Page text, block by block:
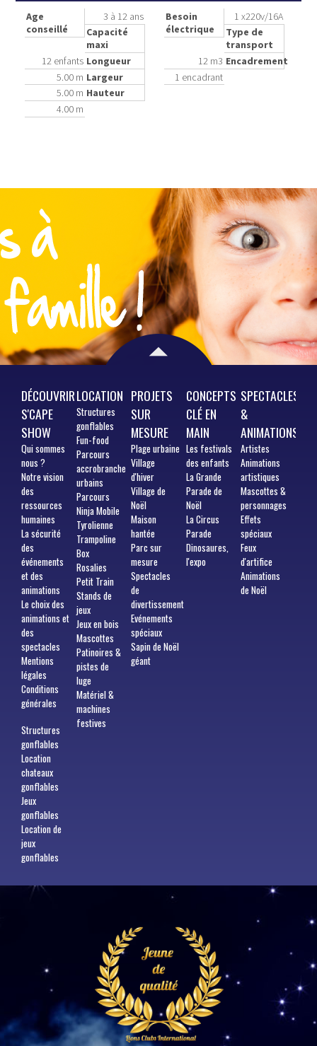
Age
conseillé
3 à 12 ans
Capacité
maxi
12 enfants Longueur
5.00 m Largeur
5.00 m Hauteur
4.00 m
Besoin
électrique
1 x220v/16A
Type de
transport
12 m3 Encadrement
1 encadrant
DÉCOUVRIR
S'CAPE
SHOW
Quisommes
nous ?
Notre vision
des
ressources
humaines
La sécurité
des
événements
et des
animations
Le choix des
animations et
des
spectacles
Mentions
légales
Conditions
générales
Structures
gonflables
Location
chateaux
gonflables
Jeux
gonflables
Location de
jeux
gonflables
LOCATION
Structures
gonflables
Fun-food
Parcours
accrobranche
urbains
Parcours
Ninja Mobile
Tyrolienne
Trampoline
Box
Rosalies
Petit Train
Stands de
jeux
Jeux en bois
Mascottes
Patinoires &
pistes de
luge
Matériel &
machines
festives
PROJETS
SUR
MESURE
Plage urbaine
Village
d'hiver
Village de
Noël
Maison
hantée
Parc sur
mesure
Spectacles
de
divertissement
Evénements
spéciaux
Sapin de Noël
géant
CONCEPTS
CLÉ EN
MAIN
Les festivals
des enfants
La Grande
Parade de
Noël
La Circus
Parade
Dinosaures,
l'expo
SPECTACLES
&
ANIMATIONS
Artistes
Animations
artistiques
Mascottes &
personnages
Effets
spéciaux
Feux
d'artifice
Animations
de Noël